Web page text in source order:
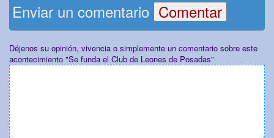
Enviar un comentario
Déjenos su opinión, vivencia o simplemente un comentario sobre este
acontecimiento "Se funda el Club de Leones de Posadas"